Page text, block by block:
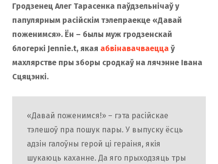
Гродзенец Алег Тарасенка паўдзельнічаў у
папулярным расійскім тэлепраекце «Давай
поженимся». Ён – былы муж гродзенскай
блогеркі Jennie.t, якая абвінавачваецца ў
махлярстве пры зборы сродкаў на лячэнне Івана
Сцяцэнкі.
«Давай поженимся!» – гэта расійскае
тэлешоў пра пошук пары. У выпуску ёсць
адзін галоўны герой ці гераіня, якія
шукаюць каханне. Да яго прыходзяць тры